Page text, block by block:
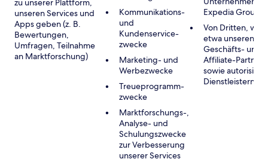
zu unserer Plattform,
unseren Services und
Apps geben (z. B.
Bewertungen,
Umfragen, Teilnahme
an Marktforschung)
Kommunikations-
und
Kundenservice-
zwecke
Marketing- und
Werbezwecke
Treueprogramm-
zwecke
Marktforschungs-,
Analyse- und
Schulungszwecke
zur Verbesserung
unserer Services
Expedia Group
Von Dritten, wie
etwa unseren
Geschäfts- und
Affiliate-Partnern
sowie
Dienstleistern